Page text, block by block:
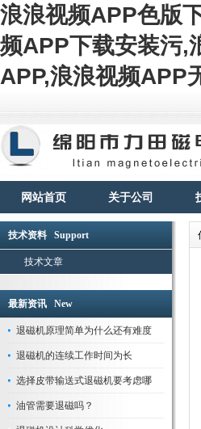
浪浪视频APP色版
频APP下载安装污,
APP,浪浪视频APP
网站首页 关于公司
技术资料 Support
技术文章
最新资讯 New
退磁机原理简单为什么还有难度
退磁机的连续工作时间为长
选择皮带输送式退磁机要考虑哪
油管需要退磁吗？